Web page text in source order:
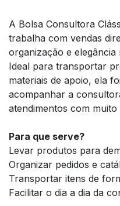
A Bolsa Consultora
trabalha com vendas
organização e elegância
Ideal para transportar
materiais de apoio, ela
acompanhar a
atendimentos com
Para que serve?
Levar produtos para
Organizar pedidos e
Transportar itens de
Facilitar o dia a dia da